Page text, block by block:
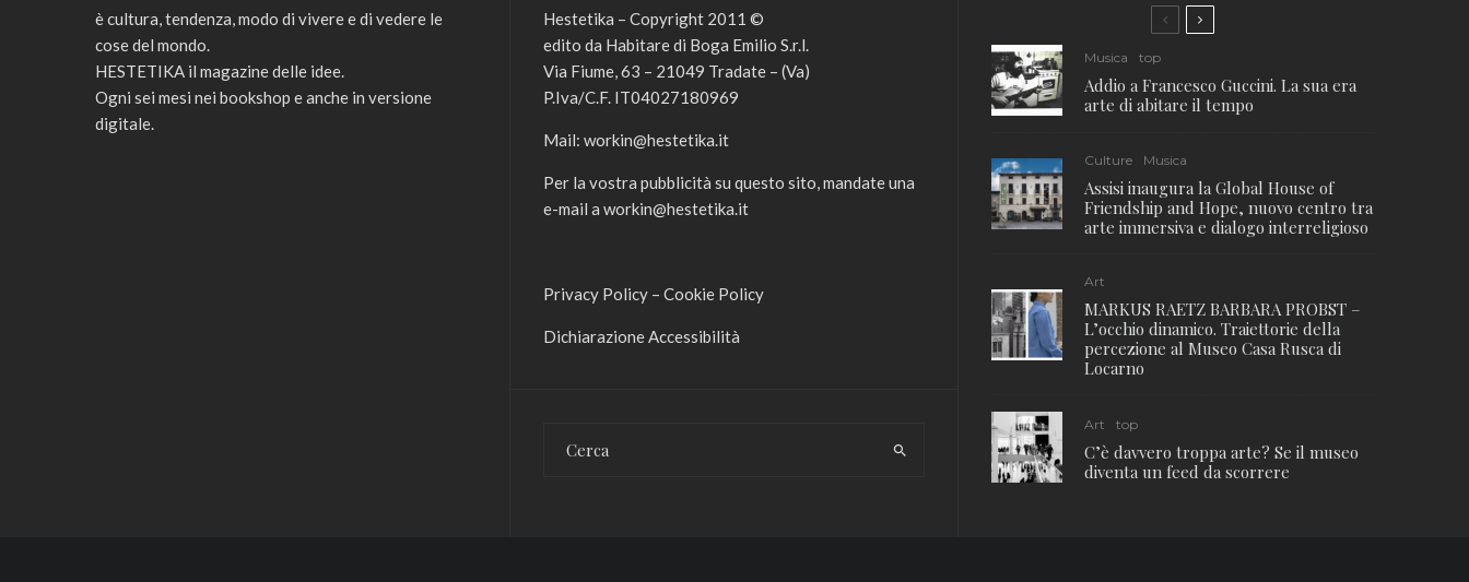
è cultura, tendenza, modo di vivere e di vedere le
cose del mondo.
HESTETIKA il magazine delle idee.
Ogni sei mesi nei bookshop e anche in versione
digitale.
Hestetika – Copyright 2011 ©
edito da Habitare di Boga Emilio S.r.l.
Via Fiume, 63 – 21049 Tradate – (Va)
P.Iva/C.F. IT04027180969
Mail: workin@hestetika.it
Per la vostra pubblicità su questo sito, mandate una
e-mail a workin@hestetika.it
Privacy Policy – Cookie Policy
Dichiarazione Accessibilità
Musica top
Addio a Francesco Guccini. La sua era
arte di abitare il tempo
Culture Musica
Assisi inaugura la Global House of
Friendship and Hope, nuovo centro tra
arte immersiva e dialogo interreligioso
Art
MARKUS RAETZ BARBARA PROBST –
L’occhio dinamico. Traiettorie della
percezione al Museo Casa Rusca di
Locarno
Art top
C’è davvero troppa arte? Se il museo
diventa un feed da scorrere